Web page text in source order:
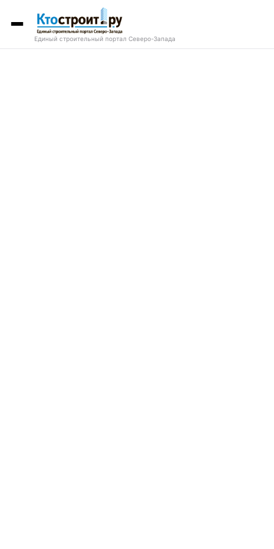
Единый строительный портал Северо-Запада